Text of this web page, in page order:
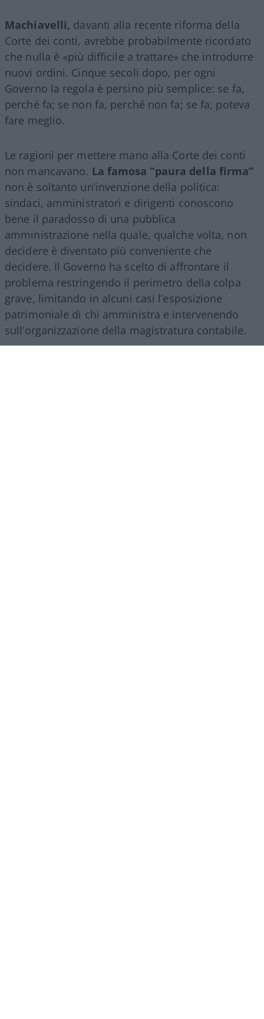
Machiavelli, davanti alla recente riforma della
Corte dei conti, avrebbe probabilmente ricordato
che nulla è «più difficile a trattare» che introdurre
nuovi ordini. Cinque secoli dopo, per ogni
Governo la regola è persino più semplice: se fa,
perché fa; se non fa, perché non fa; se fa, poteva
fare meglio.
Le ragioni per mettere mano alla Corte dei conti
non mancavano. La famosa “paura della firma”
non è soltanto un’invenzione della politica:
sindaci, amministratori e dirigenti conoscono
bene il paradosso di una pubblica
amministrazione nella quale, qualche volta, non
decidere è diventato più conveniente che
decidere. Il Governo ha scelto di affrontare il
problema restringendo il perimetro della colpa
grave, limitando in alcuni casi l’esposizione
patrimoniale di chi amministra e intervenendo
sull’organizzazione della magistratura contabile.